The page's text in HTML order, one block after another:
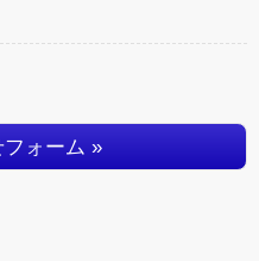
ォーム »